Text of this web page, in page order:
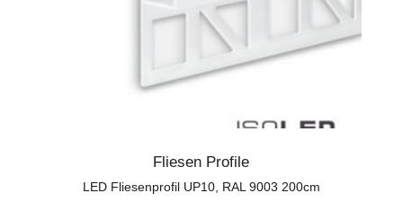
Fliesen Profile
LED Fliesenprofil UP10, RAL 9003 200cm